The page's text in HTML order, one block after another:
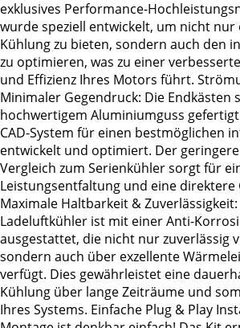
exklusives Performance-
wurde speziell entwickelt, um nicht nur
Kühlung zu bieten, sondern auch den
zu optimieren, was zu einer
und Effizienz Ihres Motors führt.
Minimaler Gegendruck: Die Endkästen
hochwertigem Aluminiumguss
CAD-System für einen bestmöglichen
entwickelt und optimiert. Der
Vergleich zum Serienkühler sorgt für
Leistungsentfaltung und eine direktere
Maximale Haltbarkeit &
Ladeluftkühler ist mit einer Anti-
ausgestattet, die nicht nur zuverlässig
sondern auch über exzellente
verfügt. Dies gewährleistet eine
Kühlung über lange Zeiträume und
Ihres Systems. Einfache Plug & Play